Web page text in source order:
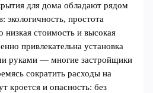
для дома обладают рядом
простота
низкая стоимость и высокая
привлекательна установка
руками — многие застройщики
сократить расходы на
кроется и опасность: без